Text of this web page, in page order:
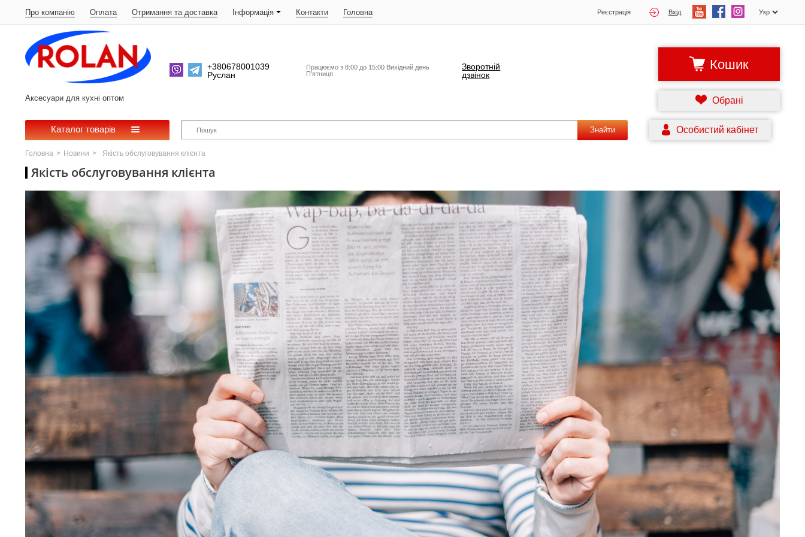
Про компанію Оплата Отримання та доставка Iнформація Контакти Головна Реєстрація Вхід
Аксесуари для кухні оптом
+380678001039
Руслан
Працюємо з 8:00 до 15:00 Вихідний день
П'ятниця
Зворотній
дзвінок
Кошик
Обрані
Каталог товарів Знайти Особистий кабінет
Головна > Новини > Якість обслуговування клієнта
Якість обслуговування клієнта